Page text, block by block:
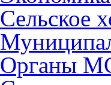
Сельское
Органы